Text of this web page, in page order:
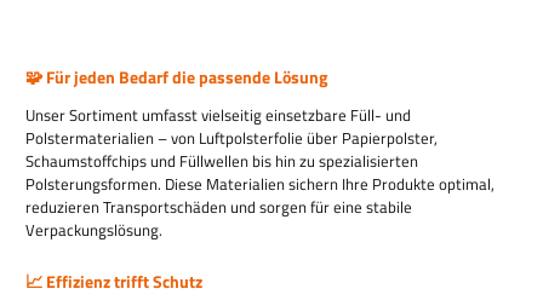
🧩 Für jeden Bedarf die passende Lösung
Unser Sortiment umfasst vielseitig einsetzbare Füll- und
Polstermaterialien – von Luftpolsterfolie über Papierpolster,
Schaumstoffchips und Füllwellen bis hin zu spezialisierten
Polsterungsformen. Diese Materialien sichern Ihre Produkte optimal,
reduzieren Transportschäden und sorgen für eine stabile
Verpackungslösung.
📈 Effizienz trifft Schutz